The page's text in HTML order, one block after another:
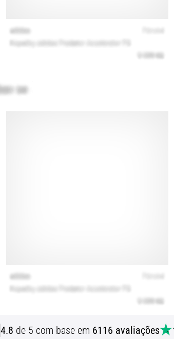
4.8 de 5 com base em 6116 avaliações